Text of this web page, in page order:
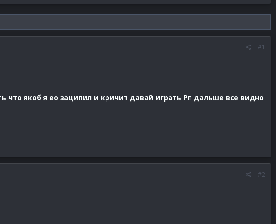
#1
якоб я ео заципил и кричит давай играть Рп дальше все видно
#2